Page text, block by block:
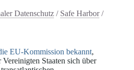
Datenschutz / Safe Harbor/
EU-Kommission bekannt,
Staaten sich über